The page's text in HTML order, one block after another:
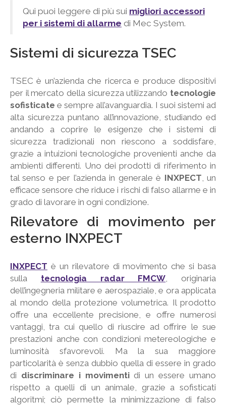
Qui puoi leggere di più sui migliori accessori
per i sistemi di allarme di Mec System.
Sistemi di sicurezza TSEC
TSEC è un’azienda che ricerca e produce dispositivi
per il mercato della sicurezza utilizzando tecnologie
sofisticate e sempre all’avanguardia. I suoi sistemi ad
alta sicurezza puntano all’innovazione, studiando ed
andando a coprire le esigenze che i sistemi di
sicurezza tradizionali non riescono a soddisfare,
grazie a intuizioni tecnologiche provenienti anche da
ambienti differenti. Uno dei prodotti di riferimento in
tal senso e per l’azienda in generale è INXPECT , un
efficace sensore che riduce i rischi di falso allarme e in
grado di lavorare in ogni condizione.
Rilevatore di movimento per
esterno INXPECT
INXPECT è un rilevatore di movimento che si basa
sulla tecnologia radar FMCW , originaria
dell’ingegneria militare e aerospaziale, e ora applicata
al mondo della protezione volumetrica. Il prodotto
offre una eccellente precisione, e offre numerosi
vantaggi, tra cui quello di riuscire ad offrire le sue
prestazioni anche con condizioni metereologiche e
luminosità sfavorevoli. Ma la sua maggiore
particolarità è senza dubbio quella di essere in grado
di discriminare i movimentidi un essere umano
rispetto a quelli di un animale, grazie a sofisticati
algoritmi; ciò permette la minimizzazione di falso